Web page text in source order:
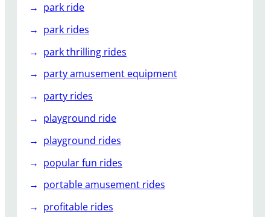
park ride
park rides
park thrilling rides
party amusement equipment
party rides
playground ride
playground rides
popular fun rides
portable amusement rides
profitable rides